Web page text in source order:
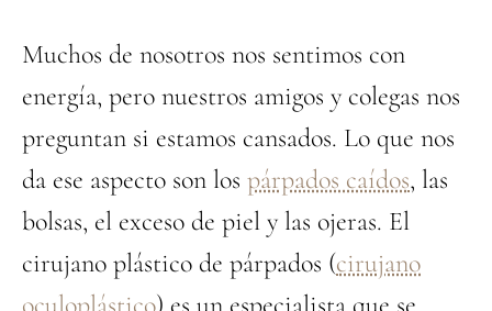
Muchos de nosotros nos sentimos con
energía, pero nuestros amigos y colegas nos
preguntan si estamos cansados. Lo que nos
da ese aspecto son los párpados caídos, las
bolsas, el exceso de piel y las ojeras. El
cirujano plástico de párpados (cirujano